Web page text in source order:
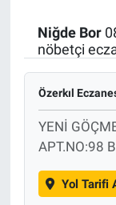
Niğde Bor
nöbetçi
Özerkıl
YENİ
APT.NO:98
Yol Tarifi
Kültür -
Yaşam
VEFATLAR